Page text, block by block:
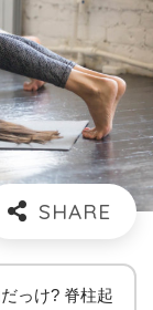
っけ? 脊柱起